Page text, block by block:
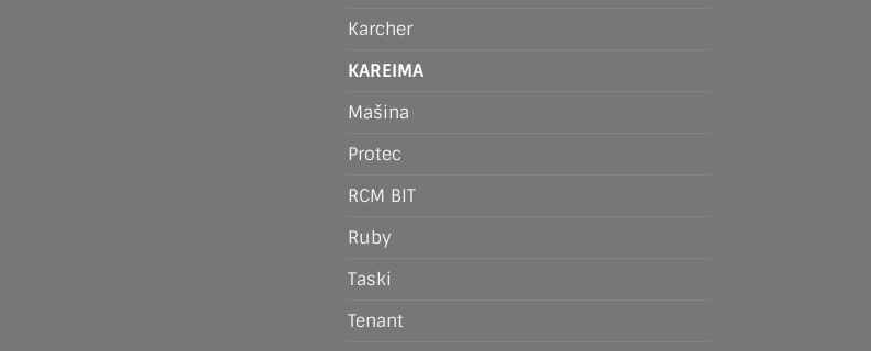
Karcher
KAREIMA
Mašina
Protec
RCM BIT
Ruby
Taski
Tenant